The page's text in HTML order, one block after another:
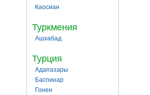
Каосиан
Туркмения
Ашхабад
Турция
Адапазары
Баспинар
Гонен